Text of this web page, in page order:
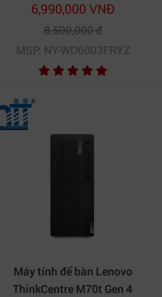
6,990,000 VNĐ
8,500,000 đ
MSP: NY-WD6003FRYZ
Máy tính để bàn Lenovo
ThinkCentre M70t Gen 4